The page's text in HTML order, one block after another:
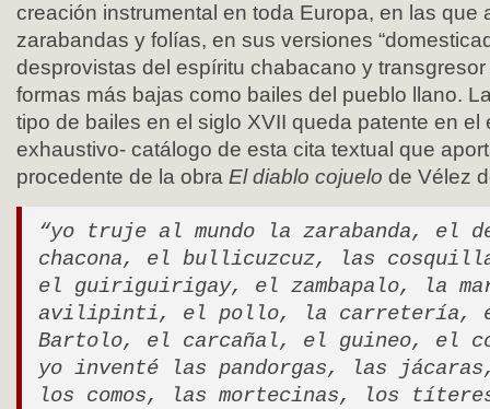
creación instrumental en toda Europa, en las que
zarabandas y folías, en sus versiones
desprovistas del espíritu chabacano y
formas más bajas como bailes del pueblo llano.
tipo de bailes en el siglo XVII queda patente en el
exhaustivo- catálogo de esta cita textual que
procedente de la obra El diablo cojuelo de Vélez
“yo truje al mundo la zarabanda, el
chacona, el bullicuzcuz, las
el guiriguirigay, el zambapalo, la
avilipinti, el pollo, la carretería, el
Bartolo, el carcañal, el guineo, el
yo inventé las pandorgas, las
los comos, las mortecinas, los